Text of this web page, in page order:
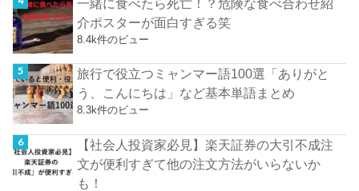
一緒に食べたら死亡！？危険な食べ合わせ紹
介ポスターが面白すぎる笑
8.4k件のビュー
旅行で役立つミャンマー語100選「ありがと
う、こんにちは」など基本単語まとめ
8.3k件のビュー
【社会人投資家必見】楽天証券の大引不成注
文が便利すぎて他の注文方法がいらないか
も！